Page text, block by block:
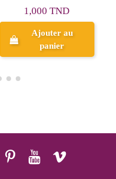
3,500 TND
Ajouter au
panier